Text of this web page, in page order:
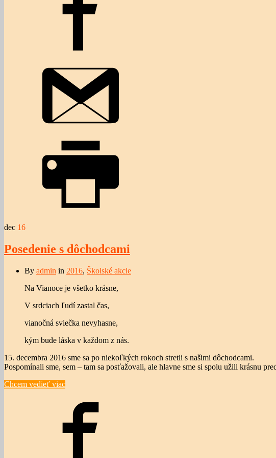
dec 16
Posedenie s dôchodcami
By admin in 2016, Školské akcie
Na Vianoce je všetko krásne,
V srdciach ľudí zastal čas,
vianočná sviečka nevyhasne,
kým bude láska v každom z nás.
15. decembra 2016 sme sa po niekoľkých rokoch stretli s našimi dôchodcami.
Pospomínali sme, sem – tam sa posťažovali, ale hlavne sme si spolu užili krásnu
Chcem vedieť viac